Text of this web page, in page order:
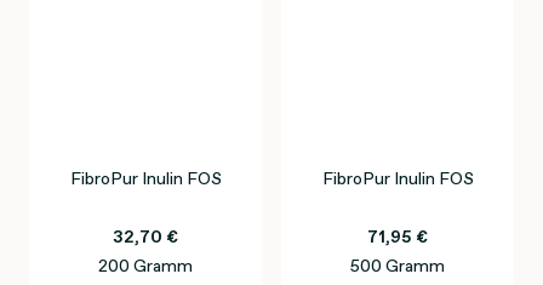
FibroPur Inulin FOS
32,70 €
200 Gramm
FibroPur Inulin FOS
71,95 €
500 Gramm